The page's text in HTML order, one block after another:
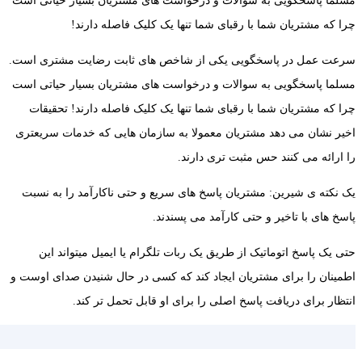
چرا که مشتریان شما با رقبای شما تنها یک کلیک فاصله دارند!
سرعت عمل در پاسخگویی یکی از شاخص های ثابت رضایت مشتری است.
مسلما پاسخگویی به سوالات و درخواست های مشتریان بسیار حیاتی است
چرا که مشتریان شما با رقبای شما تنها یک کلیک فاصله دارند! تحقیقات
اخیر نشان می دهد مشتریان معمولا به سازمان هایی که خدمات سریعتری
را ارائه می کنند حس مثبت تری دارند.
یک نکته ی شیرین: مشتریان پاسخ های سریع و حتی ناکارآمد را به نسبت
پاسخ های با تاخیر و حتی کارآمد می پسندند.
حتی یک پاسخ اتوماتیک از طریق یک ربات تلگرام یا ایمیل میتواند این
اطمینان را برای مشتریان ایجاد کند که کسی در حال شنیدن صدای اوست و
انتظار برای دریافت پاسخ اصلی را برای او قابل تحمل تر کند.